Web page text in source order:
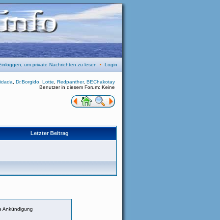
um private Nachrichten zu lesen • Login
Dr.Borgido Lotte Redpanther, BEChakotay
Benutzer in diesem Forum: Keine
Letzter Beitrag
Ankündigung